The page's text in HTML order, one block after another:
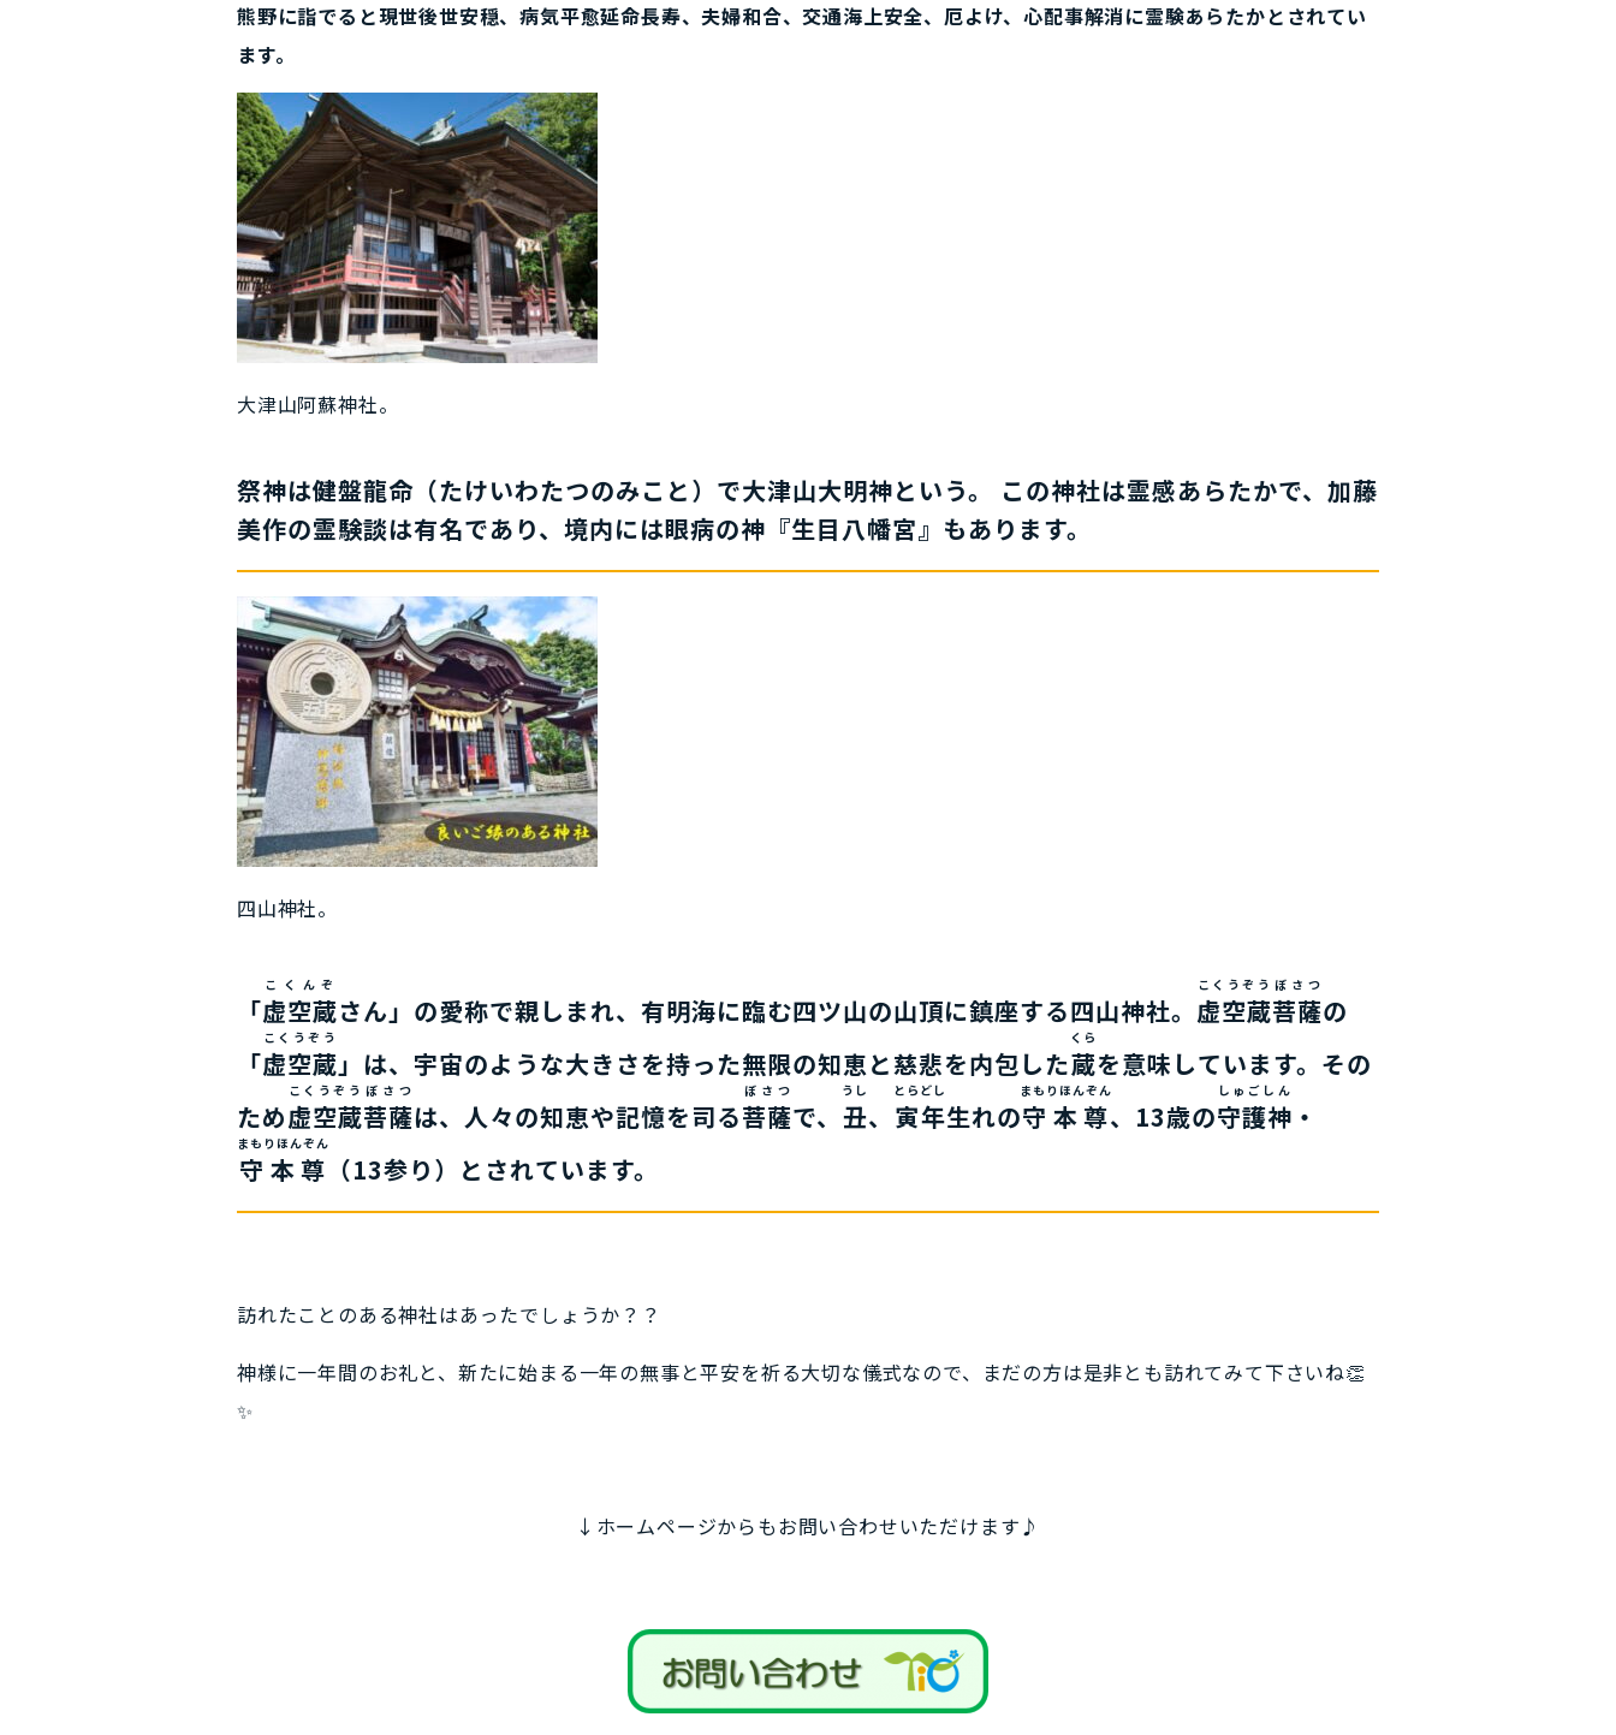
熊野に詣でると現世後世安穏、病気平愈延命長寿、夫婦和合、交通海上安全、厄よけ、心配事解消に霊験あらたかとされてい
ます。
大津山阿蘇神社。
祭神は健盤龍命（たけいわたつのみこと）で大津山大明神という。 この神社は霊感あらたかで、加藤
美作の霊験談は有名であり、境内には眼病の神『生目八幡宮』もあります。
四山神社。
「虚空蔵
こくんぞ
さん」の愛称で親しまれ、有明海に臨む四ツ山の山頂に鎮座する四山神社。 虚空蔵
こくうぞう
菩薩
ぼさつ
の
「虚空蔵
こくうぞう
」は、宇宙のような大きさを持った無限の知恵と慈悲を内包した蔵
くら
を意味しています。その
ため虚空蔵
こくうぞう
菩薩
ぼさつ
は、人々の知恵や記憶を司る菩薩
ぼさつ
で、 丑
うし
、 寅年
とらどし
生れの守本尊
まもりほんぞん
、13歳の守護神
しゅごしん
・
守本尊
まもりほんぞん
（13参り）とされています。
訪れたことのある神社はあったでしょうか？？
神様に一年間のお礼と、新たに始まる一年の無事と平安を祈る大切な儀式なので、まだの方は是非とも訪れてみて下さいね👏
✨
↓ホームページからもお問い合わせいただけます♪